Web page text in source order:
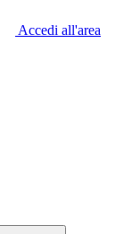
Accedi all'area